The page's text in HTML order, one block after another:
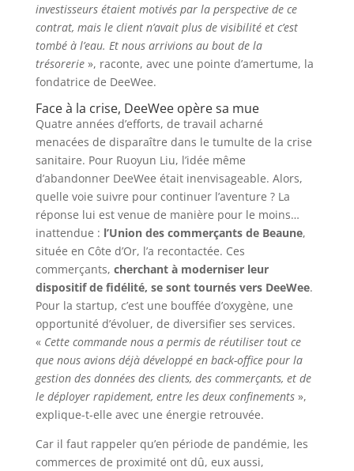
investisseurs étaient motivés par la perspective de ce
contrat, mais le client n’avait plus de visibilité et c’est
tombé à l’eau. Et nous arrivions au bout de la
trésorerie», raconte, avec une pointe d’amertume, la
fondatrice de DeeWee.
Face à la crise, DeeWee opère sa mue
Quatre années d’efforts, de travail acharné
menacées de disparaître dans le tumulte de la crise
sanitaire. Pour Ruoyun Liu, l’idée même
d’abandonner DeeWee était inenvisageable. Alors,
quelle voie suivre pour continuer l’aventure ? La
réponse lui est venue de manière pour le moins…
inattendue : l’Union des commerçants de Beaune,
située en Côte d’Or, l’a recontactée. Ces
commerçants, cherchant à moderniser leur
dispositif de fidélité, se sont tournés vers DeeWee.
Pour la startup, c’est une bouffée d’oxygène, une
opportunité d’évoluer, de diversifier ses services.
« Cette commande nous a permis de réutiliser tout ce
que nous avions déjà développé en back-office pour la
gestion des données des clients, des commerçants, et de
le déployer rapidement, entre les deux confinements»,
explique-t-elle avec une énergie retrouvée.
Car il faut rappeler qu’en période de pandémie, les
commerces de proximité ont dû, eux aussi,